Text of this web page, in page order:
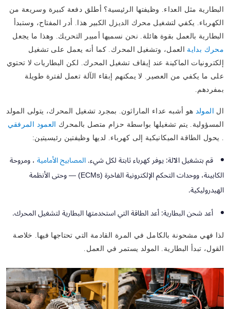
البطارية مثل العداء. وظيفتها الرئيسية؟ أطلق دفعة كبيرة وسريعة من
الكهرباء. يكفي لتشغيل محرك الديزل الكبير هذا. أدر المفتاح، وستبدأ
البطارية بالعمل بقوة هائلة. نحن نسميها أمبير التحريك. وهذا ما يجعل
محرك بداية
العمل، وتشغيل المحرك. كما أنه يعمل على تشغيل
إلكترونيات الماكينة عند إيقاف تشغيل المحرك. لكن البطاريات لا تحتوي
على ما يكفي من العصير. لا يمكنهم إبقاء الآلة تعمل لفترة طويلة
بمفردهم.
ال المولد هو أشبه عداء الماراثون. بمجرد تشغيل المحرك، يتولى المولد
المسؤولية. يتم تشغيلها بواسطة حزام متصل بالمحرك
العمود المرفقي
. يحول الطاقة الميكانيكية إلى كهرباء. لديها وظيفتين رئيسيتين:
قم بتشغيل الآلة:يوفر كهرباء ثابتة لكل شيء.المصابيح الأمامية ، ومروحة
الكابينة، ووحدات التحكم الإلكترونية الفاخرة (ECMs) — وحتى الأنظمة
الهيدروليكية.
أعد شحن البطارية:أعد الطاقة التي استخدمتها البطارية لتشغيل المحرك.
لذا فهي مشحونة بالكامل في المرة القادمة التي تحتاجها فيها. خلاصة
القول، تبدأ البطارية. المولد يستمر في العمل.